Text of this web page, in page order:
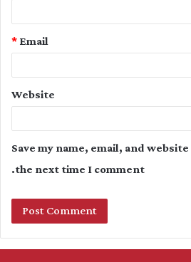
Email
*
Website
Save my name, email, and
the next time I comment.